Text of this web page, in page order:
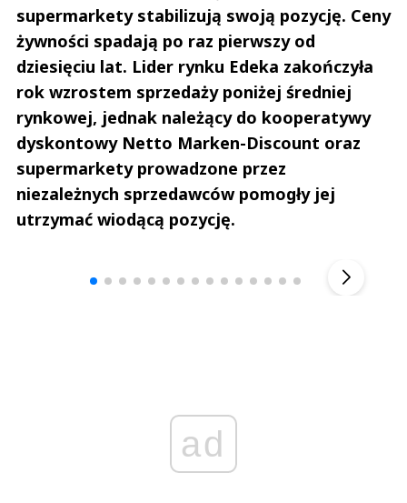
supermarkety stabilizują swoją pozycję. Ceny
żywności spadają po raz pierwszy od
dziesięciu lat. Lider rynku Edeka zakończyła
rok wzrostem sprzedaży poniżej średniej
rynkowej, jednak należący do kooperatywy
dyskontowy Netto Marken-Discount oraz
supermarkety prowadzone przez
niezależnych sprzedawców pomogły jej
utrzymać wiodącą pozycję.
ad